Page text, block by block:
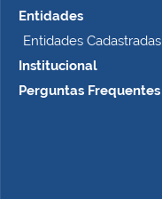
Entidades
Entidades Cadastradas
Institucional
Perguntas Frequentes